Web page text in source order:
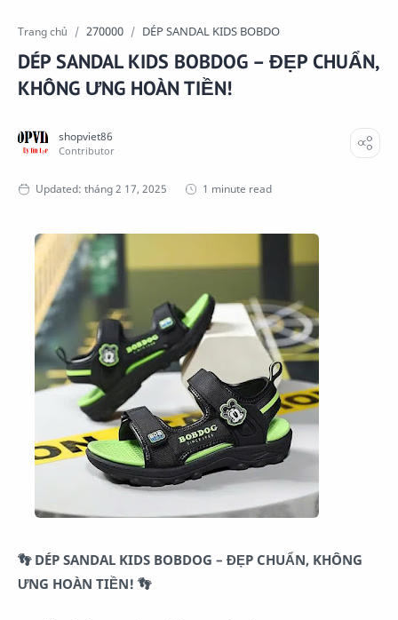
Trang chủ 270000 DÉP SANDAL KIDS BOBDO
DÉP SANDAL KIDS BOBDOG – ĐẸP CHUẨN,
KHÔNG ƯNG HOÀN TIỀN!
1 minute read
👣 DÉP SANDAL KIDS BOBDOG – ĐẸP CHUẨN, KHÔNG
ƯNG HOÀN TIỀN! 👣